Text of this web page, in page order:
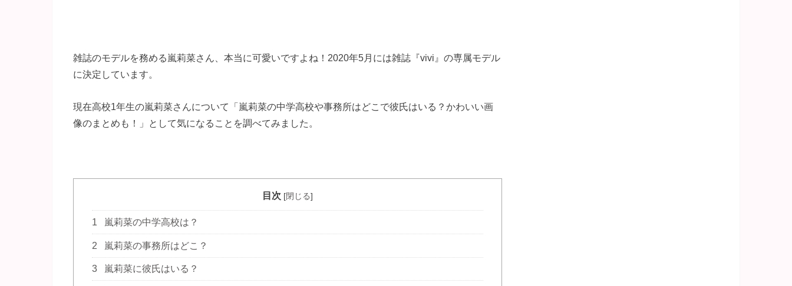
雑誌のモデルを務める嵐莉菜さん、本当に可愛いですよね！2020年5月には雑誌『vivi』の専属モデル
に決定しています。
現在高校1年生の嵐莉菜さんについて「嵐莉菜の中学高校や事務所はどこで彼氏はいる？かわいい画
像のまとめも！」として気になることを調べてみました。
目次 [閉じる]
1 嵐莉菜の中学高校は？
2 嵐莉菜の事務所はどこ？
3 嵐莉菜に彼氏はいる？